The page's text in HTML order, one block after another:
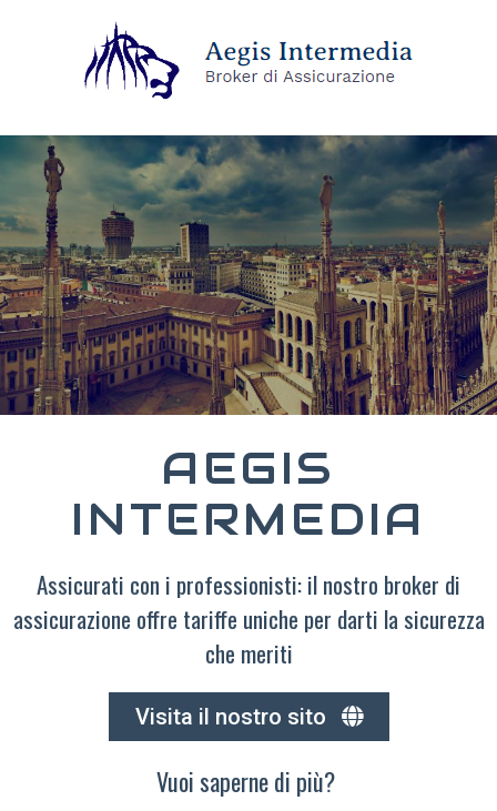
AEGIS
INTERMEDIA
Assicurati con i professionisti: il nostro broker di
assicurazione offre tariffe uniche per darti la sicurezza
che meriti
Visita il nostro sito
Vuoi saperne di più?